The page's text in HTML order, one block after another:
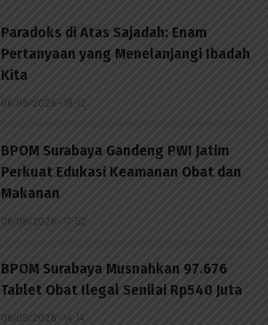
Paradoks di Atas Sajadah: Enam
Pertanyaan yang Menelanjangi Ibadah
Kita
06/08/2026 - 18:12
BPOM Surabaya Gandeng PWI Jatim
Perkuat Edukasi Keamanan Obat dan
Makanan
06/08/2026 - 17:52
BPOM Surabaya Musnahkan 97.676
Tablet Obat Ilegal Senilai Rp540 Juta
06/08/2026 - 14:14